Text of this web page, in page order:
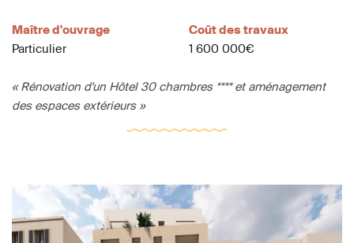
Maître d'ouvrage
Particulier
Coût des travaux
1 600 000€
« Rénovation d'un Hôtel 30 chambres **** et aménagement
des espaces extérieurs »